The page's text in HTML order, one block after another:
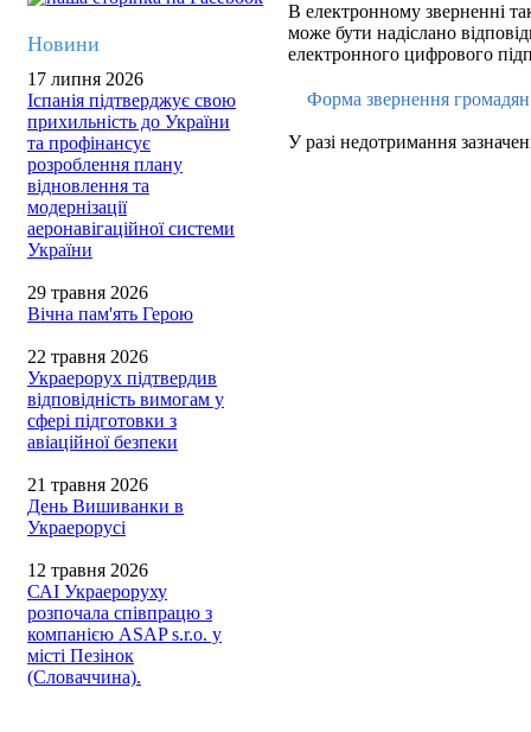
Новини
17 липня 2026
Іспанія підтверджує свою
прихильність до України
та профінансує
розроблення плану
відновлення та
модернізації
аеронавігаційної системи
України
29 травня 2026
Вічна пам'ять Герою
22 травня 2026
Украерорух підтвердив
відповідність вимогам у
сфері підготовки з
авіаційної безпеки
21 травня 2026
День Вишиванки в
Украерорусі
12 травня 2026
САІ Украероруху
розпочала співпрацю з
компанією ASAP s.r.o. у
місті Пезінок
(Словаччина).
В електронному зверненні
може бути надіслано
електронного цифрового
Форма звернення
У разі недотримання